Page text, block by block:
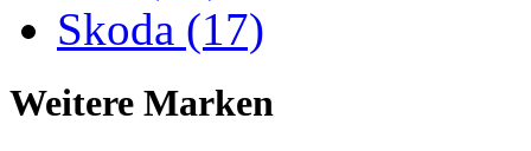
Skoda (17)
Weitere Marken